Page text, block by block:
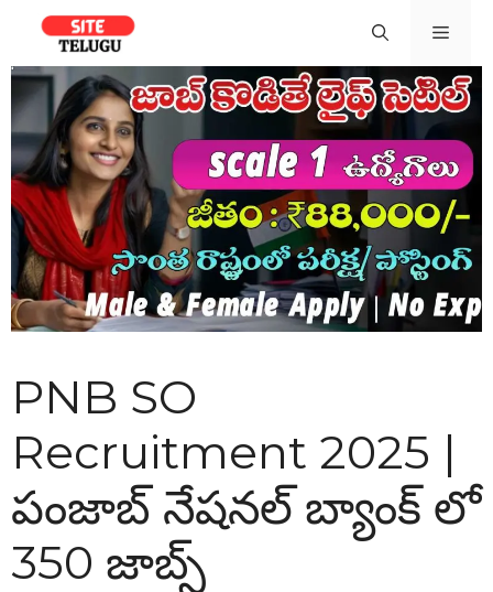
content
PNB SO
Recruitment 2025 |
పంజాబ్ నేషనల్ బ్యాంక్ లో
350 జాబ్స్